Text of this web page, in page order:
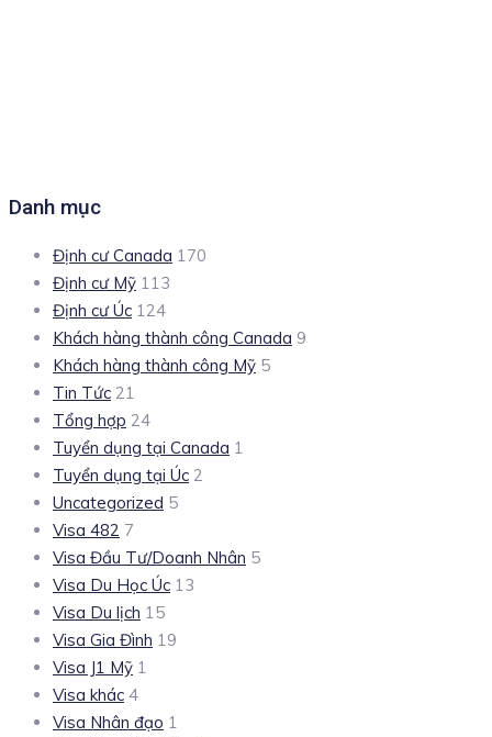
Danh mục
Định cư Canada 170
Định cư Mỹ 113
Định cư Úc 124
Khách hàng thành công Canada 9
Khách hàng thành công Mỹ 5
Tin Tức 21
Tổng hợp 24
Tuyển dụng tại Canada 1
Tuyển dụng tại Úc 2
Uncategorized 5
Visa 482 7
Visa Đầu Tư/Doanh Nhân 5
Visa Du Học Úc 13
Visa Du lịch 15
Visa Gia Đình 19
Visa J1 Mỹ 1
Visa khác 4
Visa Nhân đạo 1